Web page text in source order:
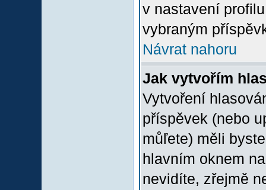
v nastavení
vybraným
Návrat nahoru
Jak vytvořím
Vytvoření
příspěvek (nebo
můľete) měli
hlavním oknem
nevidíte, zřejmě